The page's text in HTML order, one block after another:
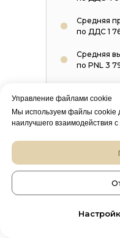
Средняя
по ДДС 1
Средняя
по PNL 3
по PNL 566
Управление файлами cookie
Мы используем файлы cookie
наилучшего взаимодействия с